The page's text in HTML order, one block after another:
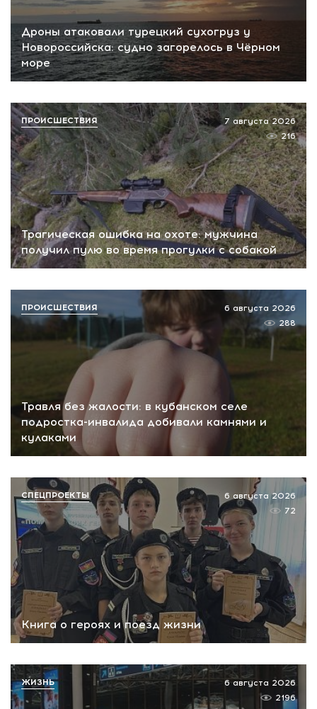
Дроны атаковали турецкий сухогруз у
Новороссийска: судно загорелось в Чёрном
море
Трагическая ошибка на охоте: мужчина
получил пулю во время прогулки с собакой
7 августа 2026
216
ПРОИСШЕСТВИЯ
Травля без жалости: в кубанском селе
подростка-инвалида добивали камнями и
кулаками
6 августа 2026
288
ПРОИСШЕСТВИЯ
Книга о героях и поезд жизни
6 августа 2026
72
СПЕЦПРОЕКТЫ
6 августа 2026
2196
ЖИЗНЬ